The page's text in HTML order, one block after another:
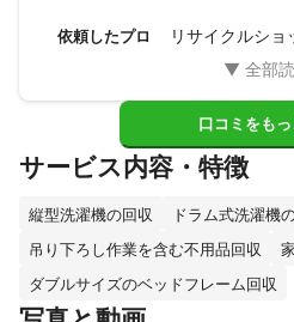
依頼したプロ リサイクルシ
口コミをも
サービス内容・特徴
縦型洗濯機の回収 ドラム式洗濯機
吊り下ろし作業を含む不用品回収
ダブルサイズのベッドフレーム回収